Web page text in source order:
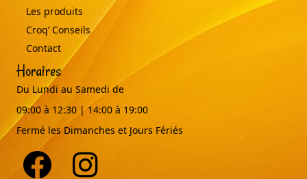
Les produits
Croq’ Conseils
Contact
Horaires
Du Lundi au Samedi de
09:00 à 12:30 | 14:00 à 19:00
Fermé les Dimanches et Jours Fériés